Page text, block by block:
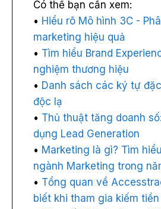
Hiểu rõ Mô hình 3C -
marketing hiệu quả
Tìm hiểu Brand
nghiệm thương hiệu
Danh sách các ký tự
độc lạ
Thủ thuật tăng doanh
dụng Lead Generation
Marketing là gì? Tìm
ngành Marketing trong
Tổng quan về
biết khi tham gia kiếm